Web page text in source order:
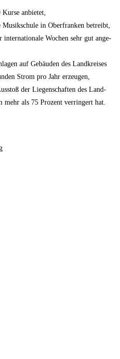
anbietet,
in Ober­fran­ken betreibt,
inter­na­tio­na­le Wochen sehr gut ange­
auf Gebäu­den des Land­krei­ses
Strom pro Jahr erzeugen,
der Lie­gen­schaf­ten des Land-
mehr als 75 Pro­zent ver­rin­gert hat.